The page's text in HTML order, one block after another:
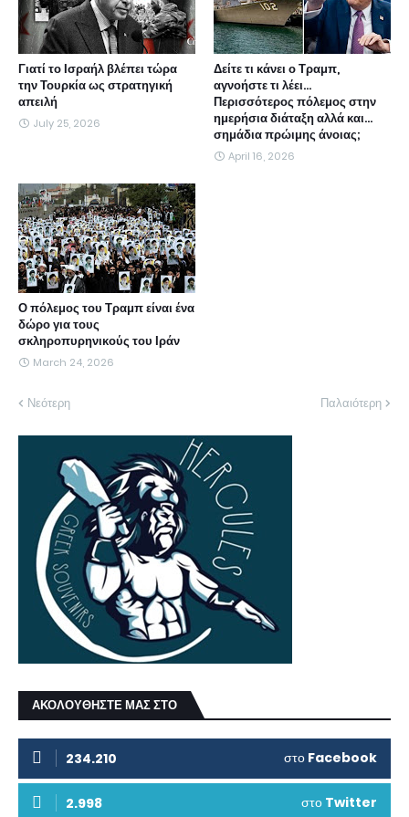
Γιατί το Ισραήλ βλέπει τώρα
την Τουρκία ως στρατηγική
απειλή
July 25, 2026
Δείτε τι κάνει ο Τραμπ,
αγνοήστε τι λέει...
Περισσότερος πόλεμος στην
ημερήσια διάταξη αλλά και...
σημάδια πρώιμης άνοιας;
April 16, 2026
Ο πόλεμος του Τραμπ είναι ένα
δώρο για τους
σκληροπυρηνικούς του Ιράν
March 24, 2026
Νεότερη Παλαιότερη
ΑΚΟΛΟΥΘΗΣΤΕ ΜΑΣ ΣΤΟ
234.210 στο Facebook
2.998 στο Twitter